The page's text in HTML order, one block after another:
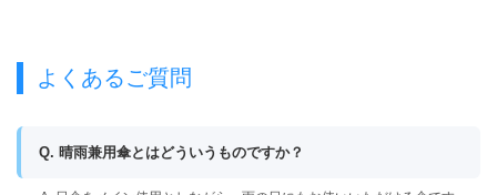
よくあるご質問
Q. 晴雨兼用傘とはどういうものですか？